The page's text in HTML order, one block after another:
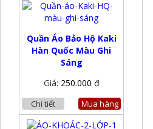
Quần Áo Bảo Hộ Kaki
Hàn Quốc Màu Ghi
Sáng
Giá: 250.000 đ
Chi tiết Mua hàng